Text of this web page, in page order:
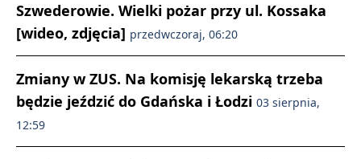
Szwederowie. Wielki pożar przy ul. Kossaka
[wideo, zdjęcia] przedwczoraj, 06:20
Zmiany w ZUS. Na komisję lekarską trzeba
będzie jeździć do Gdańska i Łodzi 03 sierpnia,
12:59